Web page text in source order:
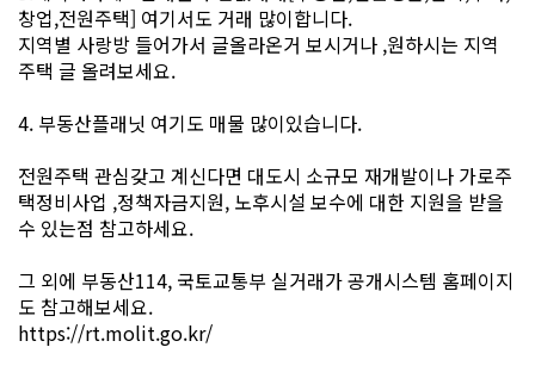
창업,전원주택] 여기서도 거래 많이합니다.
지역별 사랑방 들어가서 글올라온거 보시거나 ,원하시는 지역
주택 글 올려보세요.
4. 부동산플래닛 여기도 매물 많이있습니다.
전원주택 관심갖고 계신다면 대도시 소규모 재개발이나 가로주
택정비사업 ,정책자금지원, 노후시설 보수에 대한 지원을 받을
수 있는점 참고하세요.
그 외에 부동산114, 국토교통부 실거래가 공개시스템 홈페이지
도 참고해보세요.
https://rt.molit.go.kr/